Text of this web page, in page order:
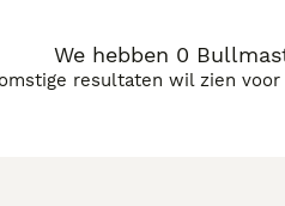
We hebben 0
resultaten wil zien